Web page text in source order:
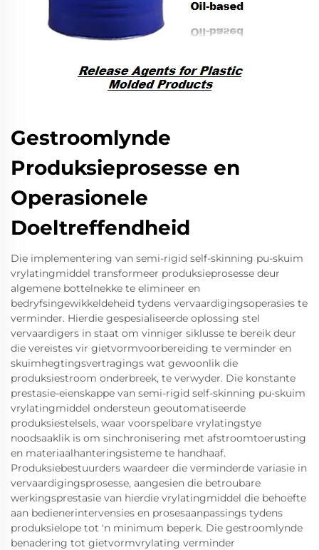
Gestroomlynde
Produksieprosesse en
Operasionele
Doeltreffendheid
Die implementering van semi-rigid self-skinning pu-skuim
vrylatingmiddel transformeer produksieprosesse deur
algemene bottelnekke te elimineer en
bedryfsingewikkeldeheid tydens vervaardigingsoperasies te
verminder. Hierdie gespesialiseerde oplossing stel
vervaardigers in staat om vinniger siklusse te bereik deur
die vereistes vir gietvormvoorbereiding te verminder en
skuimhegtingsvertragings wat gewoonlik die
produksiestroom onderbreek, te verwyder. Die konstante
prestasie-eienskappe van semi-rigid self-skinning pu-skuim
vrylatingmiddel ondersteun geoutomatiseerde
produksiestelsels, waar voorspelbare vrylatingstye
noodsaaklik is om sinchronisering met afstroomtoerusting
en materiaalhanteringsisteme te handhaaf.
Produksiebestuurders waardeer die verminderde variasie in
vervaardigingsprosesse, aangesien die betroubare
werkingsprestasie van hierdie vrylatingmiddel die behoefte
aan bedienerintervensies en prosesaanpassings tydens
produksielope tot 'n minimum beperk. Die gestroomlynde
benadering tot gietvormvrylating verminder